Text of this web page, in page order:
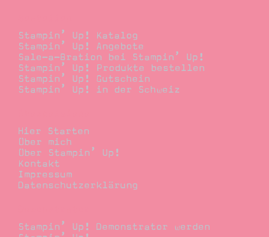
Stampin’ Up! Katalog
Stampin’ Up! Angebote
Sale-a-Bration bei Stampin’ Up!
Stampin’ Up! Produkte bestellen
Stampin’ Up! Gutschein
Stampin’ Up! in der Schweiz
Hier Starten
Über mich
Über Stampin’ Up!
Kontakt
Impressum
Datenschutzerklärung
Stampin’ Up! Demonstrator werden